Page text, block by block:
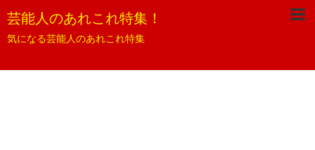
芸能人のあれこれ特集！
気になる芸能人のあれこれ特集